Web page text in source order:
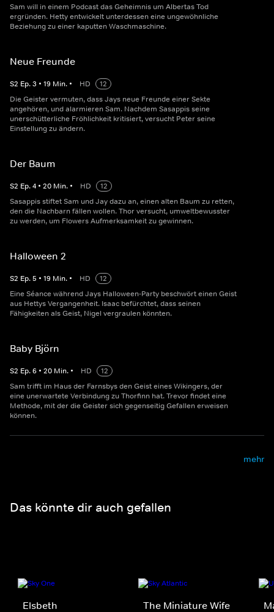
Sam will in einem Podcast das Geheimnis um Albertas Tod
ergründen. Hetty entwickelt unterdessen eine ungewöhnliche
Beziehung zu einer kaputten Waschmaschine.
Neue Freunde
S2 Ep.3 • 19 Min. • HD
12
Die Geister vermuten, dass Jays neue Freunde einer Sekte
angehören, und alarmieren Sam. Nachdem Sasappis seine
unerschütterliche Fröhlichkeit kritisiert, versucht Peter seine
Einstellung zu ändern.
Der Baum
S2 Ep.4 • 20 Min. • HD
12
Sasappis stiftet Sam und Jay dazu an, einen alten Baum zu retten,
den die Nachbarn fällen wollen. Thor versucht, umweltbewusster
zu werden, um Flowers Aufmerksamkeit zu gewinnen.
Halloween 2
S2 Ep.5 • 19 Min. • HD
12
Eine Séance während Jays Halloween-Party beschwört einen Geist
aus Hettys Vergangenheit. Isaac befürchtet, dass seinen
Fähigkeiten als Geist, Nigel vergraulen könnten.
Baby Björn
S2 Ep.6 • 20 Min. • HD
12
Sam trifft im Haus der Farnsbys den Geist eines Wikingers, der
eine unerwartete Verbindung zu Thorfinn hat. Trevor findet eine
Methode, mit der die Geister sich gegenseitig Gefallen erweisen
können.
mehr
Das könnte dir auch gefallen
Elsbeth The Miniature Wife